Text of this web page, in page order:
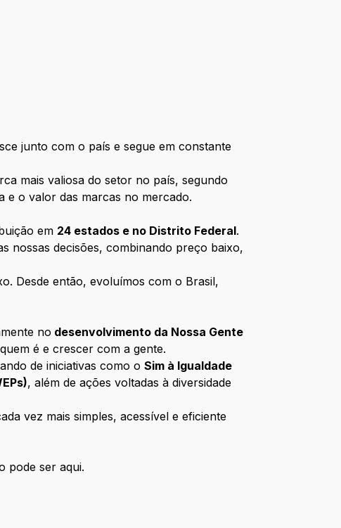
junto com o país e segue em constante
mais valiosa do setor no país, segundo
e o valor das marcas no mercado.
em 24 estados e no Distrito Federal.
nossas decisões, combinando preço baixo,
Desde então, evoluímos com o Brasil,
no desenvolvimento da Nossa Gente
é e crescer com a gente.
de iniciativas como oSim à Igualdade
, além de ações voltadas à diversidade
vez mais simples, acessível e eficiente
pode ser aqui.